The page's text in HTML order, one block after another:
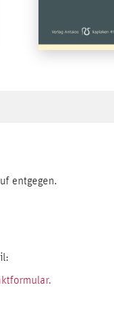
entgegen.